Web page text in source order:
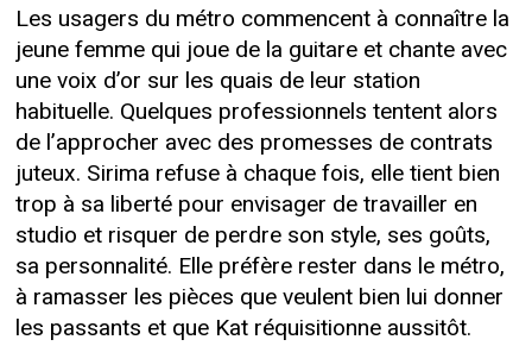
Les usagers du métro commencent à connaître la
jeune femme qui joue de la guitare et chante avec
une voix d’or sur les quais de leur station
habituelle. Quelques professionnels tentent alors
de l’approcher avec des promesses de contrats
juteux. Sirima refuse à chaque fois, elle tient bien
trop à sa liberté pour envisager de travailler en
studio et risquer de perdre son style, ses goûts,
sa personnalité. Elle préfère rester dans le métro,
à ramasser les pièces que veulent bien lui donner
les passants et que Kat réquisitionne aussitôt.